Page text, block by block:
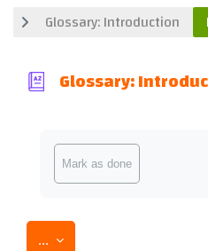
Glossary: Introduction
Glossary:
Completion requirements
Mark as done
... Export entries